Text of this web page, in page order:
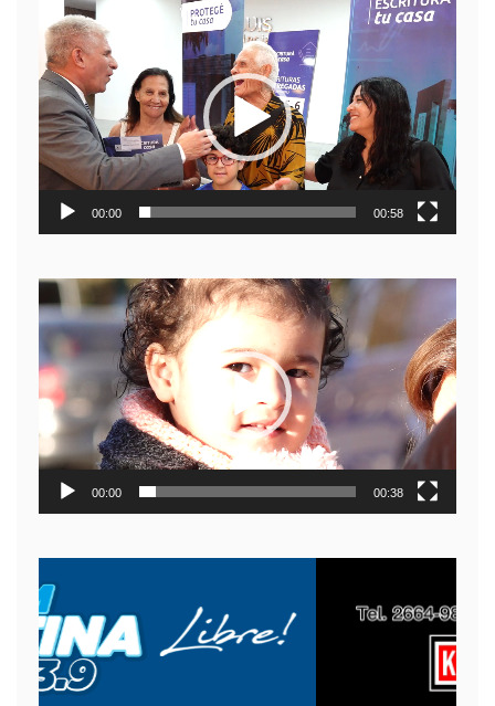
Reproductor
de
video
00:00 00:58
Reproductor
de
video
00:00 00:38